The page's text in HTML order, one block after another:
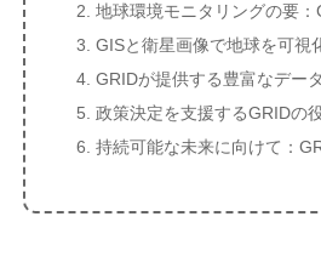
地球環境モニタリングの要
GISと衛星画像で地球を可視
GRIDが提供する豊富なデー
政策決定を支援するGRIDの
持続可能な未来に向けて：